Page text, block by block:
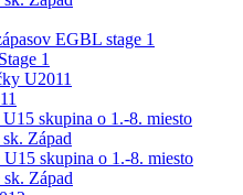
EGBL stage 1
1
U2011
skupina o 1.-8. miesto
Západ
skupina o 1.-8. miesto
Západ